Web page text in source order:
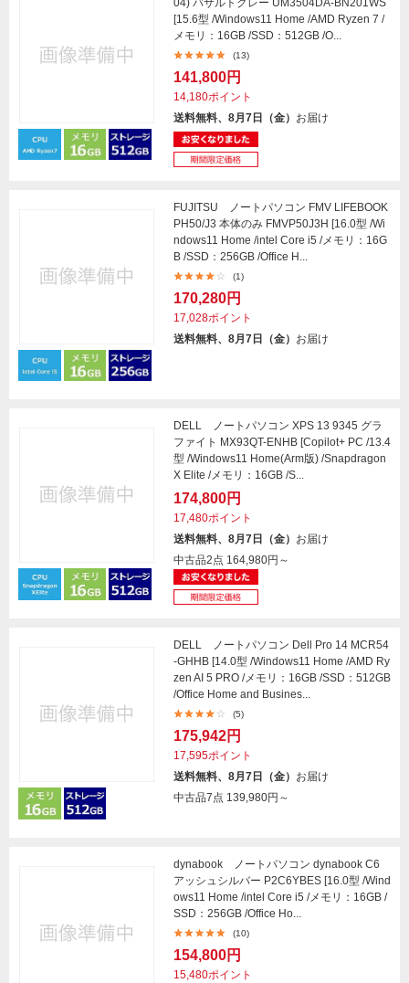
04) バサルトグレー UM3504DA-BN201WS
[15.6型 /Windows11 Home /AMD Ryzen 7 /
メモリ：16GB /SSD：512GB /O...
(13)
141,800円
14,180ポイント
送料無料、8月7日（金） お届け
FUJITSU ノートパソコン FMV LIFEBOOK
PH50/J3 本体のみ FMVP50J3H [16.0型 /Wi
ndows11 Home /intel Core i5 /メモリ：16G
B /SSD：256GB /Office H...
(1)
170,280円
17,028ポイント
送料無料、8月7日（金） お届け
DELL ノートパソコン XPS 13 9345 グラ
ファイト MX93QT-ENHB [Copilot+ PC /13.4
型 /Windows11 Home(Arm版) /Snapdragon
X Elite /メモリ：16GB /S...
174,800円
17,480ポイント
送料無料、8月7日（金） お届け
中古品2点 164,980円～
DELL ノートパソコン Dell Pro 14 MCR54
-GHHB [14.0型 /Windows11 Home /AMD Ry
zen AI 5 PRO /メモリ：16GB /SSD：512GB
/Office Home and Busines...
(5)
175,942円
17,595ポイント
送料無料、8月7日（金） お届け
中古品7点 139,980円～
dynabook ノートパソコン dynabook C6
アッシュシルバー P2C6YBES [16.0型 /Wind
ows11 Home /intel Core i5 /メモリ：16GB /
SSD：256GB /Office Ho...
(10)
154,800円
15,480ポイント